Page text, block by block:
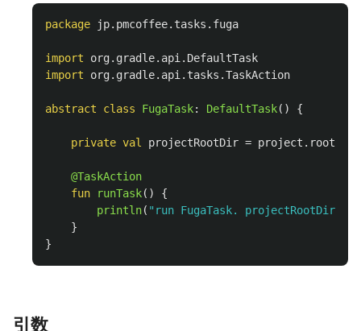
package jp.pmcoffee.tasks.fuga
import
org.gradle.api.DefaultTask
import
org.gradle.api.tasks.TaskAction
abstract class FugaTask: DefaultTask() {
private val projectRootDir = project . rootDir
@TaskAction
fun
runTask()
{
println( "run FugaTask. projectRootDir =
}
}
引数